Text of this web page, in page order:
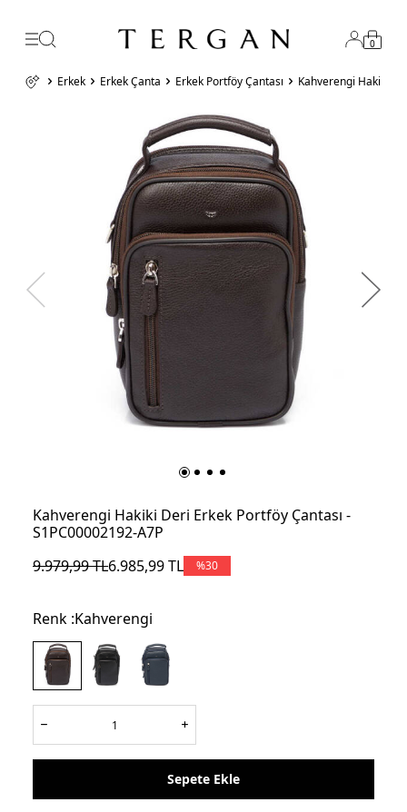
0
Erkek Erkek Çanta Erkek Portföy Çantası Kahverengi Hakiki
Kahverengi Hakiki Deri Erkek Portföy Çantası -
S1PC00002192-A7P
9.979,99TL6.985,99TL %30
Renk :Kahverengi
Sepete Ekle